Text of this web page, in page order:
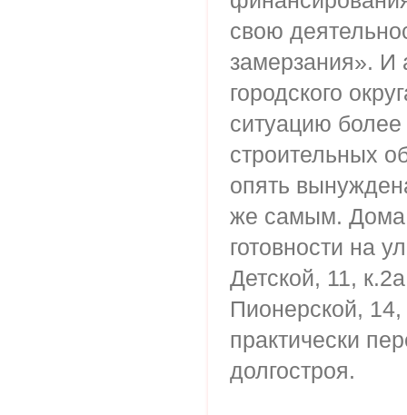
свою
замерзания». И
городского
ситуацию
строительных
опять
же самым. Дома
готовности на
Детской, 11,
Пионерской,
практически
долгостроя.